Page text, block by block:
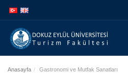
atla
atla
Anasayfa Gastronomi ve Mutfak Sanatları